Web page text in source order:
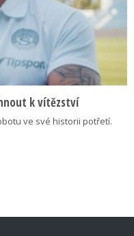
k vítězství
ve své historii potřetí.